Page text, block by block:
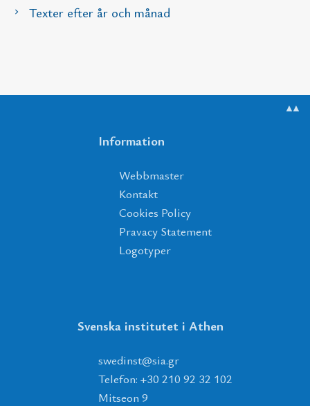
Texter efter år och månad
▲▲
Information
Webbmaster
Kontakt
Cookies Policy
Pravacy Statement
Logotyper
Svenska institutet i Athen
rg
.
ais
@
tsnidews
Telefon: +30 210 92 32 102
Mitseon 9